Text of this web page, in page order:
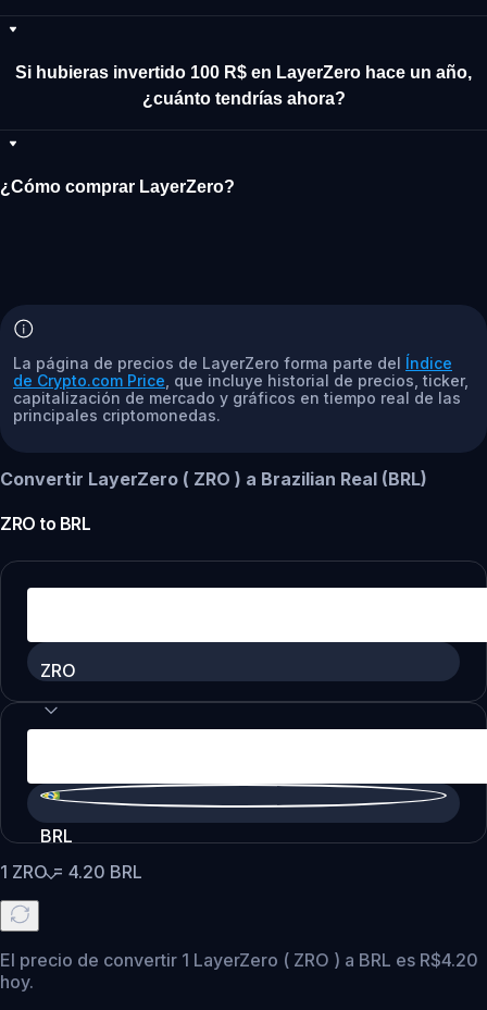
Si hubieras invertido 100 R$ en LayerZero hace un año,
¿cuánto tendrías ahora?
¿Cómo comprar LayerZero?
La página de precios de LayerZero forma parte del Índice
de Crypto.com Price , que incluye historial de precios, ticker,
capitalización de mercado y gráficos en tiempo real de las
principales criptomonedas.
Convertir LayerZero ( ZRO ) a Brazilian Real (BRL)
ZRO to BRL
ZRO
BRL
1 ZRO= 4.20 BRL
El precio de convertir 1 LayerZero ( ZRO ) a BRL es R$4.20
hoy.